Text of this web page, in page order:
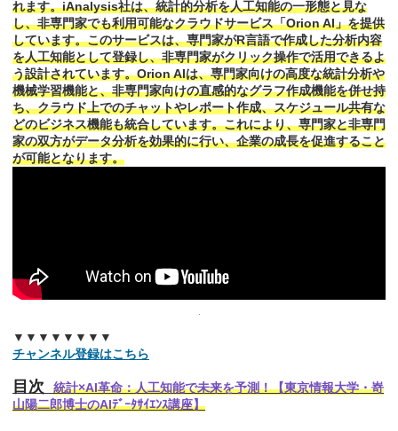
れます。iAnalysis社は、統計的分析を人工知能の一形態と見な
し、非専門家でも利用可能なクラウドサービス「Orion AI」を提供
しています。このサービスは、専門家がR言語で作成した分析内容
を人工知能として登録し、非専門家がクリック操作で活用できるよ
う設計されています。Orion AIは、専門家向けの高度な統計分析や
機械学習機能と、非専門家向けの直感的なグラフ作成機能を併せ持
ち、クラウド上でのチャットやレポート作成、スケジュール共有な
どのビジネス機能も統合しています。これにより、専門家と非専門
家の双方がデータ分析を効果的に行い、企業の成長を促進すること
が可能となります。
▼▼▼▼▼▼▼▼
チャンネル登録はこちら
目次
統計×AI革命：人工知能で未来を予測！【東京情報大学・嵜
山陽二郎博士のAIﾃﾞｰﾀｻｲｴﾝｽ講座】